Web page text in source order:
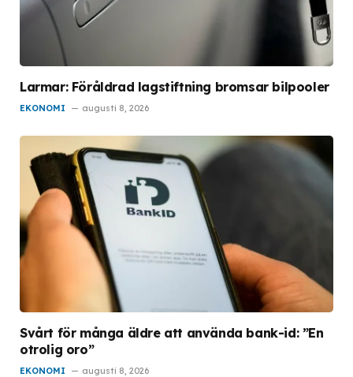
Larmar: Föråldrad lagstiftning bromsar bilpooler
EKONOMI augusti 8, 2026
Svårt för många äldre att använda bank-id: ”En
otrolig oro”
EKONOMI augusti 8, 2026